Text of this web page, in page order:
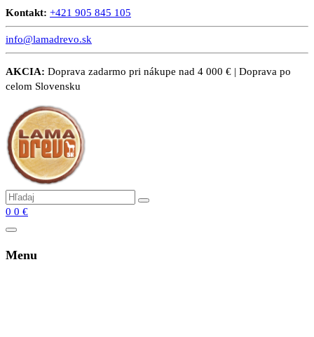
Kontakt: +421 905 845 105
info@lamadrevo.sk
AKCIA: Doprava zadarmo pri nákupe nad 4 000 € | Doprava po
celom Slovensku
0 0 €
Menu